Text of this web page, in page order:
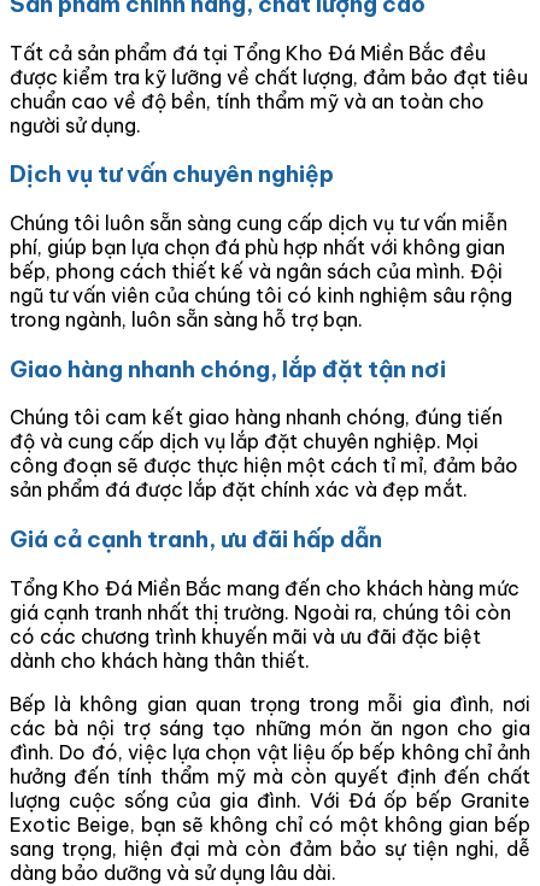
Tất cả sản phẩm đá tại Tổng Kho Đá Miền Bắc đều
được kiểm tra kỹ lưỡng về chất lượng, đảm bảo đạt tiêu
chuẩn cao về độ bền, tính thẩm mỹ và an toàn cho
người sử dụng.
Dịch vụ tư vấn chuyên nghiệp
Chúng tôi luôn sẵn sàng cung cấp dịch vụ tư vấn miễn
phí, giúp bạn lựa chọn đá phù hợp nhất với không gian
bếp, phong cách thiết kế và ngân sách của mình. Đội
ngũ tư vấn viên của chúng tôi có kinh nghiệm sâu rộng
trong ngành, luôn sẵn sàng hỗ trợ bạn.
Giao hàng nhanh chóng, lắp đặt tận nơi
Chúng tôi cam kết giao hàng nhanh chóng, đúng tiến
độ và cung cấp dịch vụ lắp đặt chuyên nghiệp. Mọi
công đoạn sẽ được thực hiện một cách tỉ mỉ, đảm bảo
sản phẩm đá được lắp đặt chính xác và đẹp mắt.
Giá cả cạnh tranh, ưu đãi hấp dẫn
Tổng Kho Đá Miền Bắc mang đến cho khách hàng mức
giá cạnh tranh nhất thị trường. Ngoài ra, chúng tôi còn
có các chương trình khuyến mãi và ưu đãi đặc biệt
dành cho khách hàng thân thiết.
Bếp là không gian quan trọng trong mỗi gia đình, nơi
các bà nội trợ sáng tạo những món ăn ngon cho gia
đình. Do đó, việc lựa chọn vật liệu ốp bếp không chỉ ảnh
hưởng đến tính thẩm mỹ mà còn quyết định đến chất
lượng cuộc sống của gia đình. Với Đá ốp bếp Granite
Exotic Beige, bạn sẽ không chỉ có một không gian bếp
sang trọng, hiện đại mà còn đảm bảo sự tiện nghi, dễ
dàng bảo dưỡng và sử dụng lâu dài.